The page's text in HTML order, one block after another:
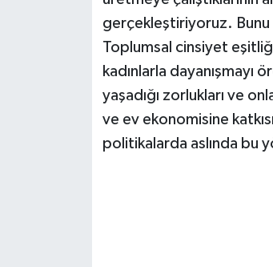
gerçekleştiriyoruz.
Toplumsal cinsiyet
kadınlarla dayanışmayı
yaşadığı zorlukları ve
ve ev ekonomisine
politikalarda aslında bu